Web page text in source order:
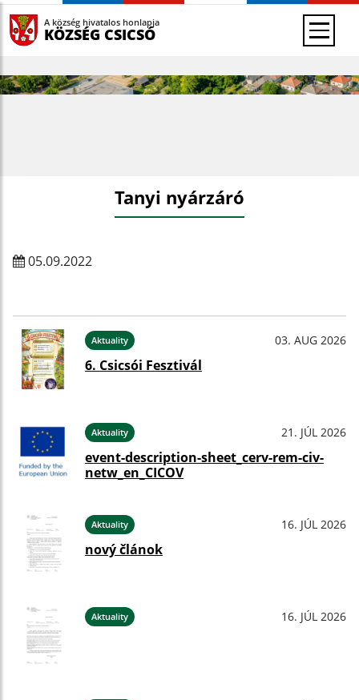
A község hivatalos honlapja
KÖZSÉG CSICSÓ
Tanyi nyárzáró
05.09.2022
Aktuality 03. AUG 2026
6. Csicsói Fesztivál
Aktuality 21. JÚL 2026
event-description-sheet_cerv-rem-civ-
netw_en_CICOV
Aktuality 16. JÚL 2026
nový článok
Aktuality 16. JÚL 2026